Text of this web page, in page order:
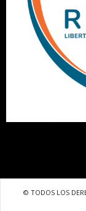
© TODOS LOS